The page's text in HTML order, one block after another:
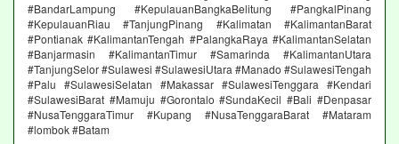
#BandarLampung #KepulauanBangkaBelitung #PangkalPinang
#KepulauanRiau #TanjungPinang #Kalimatan #KalimantanBarat
#Pontianak #KalimantanTengah #PalangkaRaya #KalimantanSelatan
#Banjarmasin #KalimantanTimur #Samarinda #KalimantanUtara
#TanjungSelor #Sulawesi #SulawesiUtara #Manado #SulawesiTengah
#Palu #SulawesiSelatan #Makassar #SulawesiTenggara #Kendari
#SulawesiBarat #Mamuju #Gorontalo #SundaKecil #Bali #Denpasar
#NusaTenggaraTimur #Kupang #NusaTenggaraBarat #Mataram
#lombok #Batam